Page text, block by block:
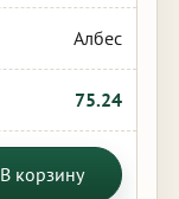
Албес
75.24
В корзину